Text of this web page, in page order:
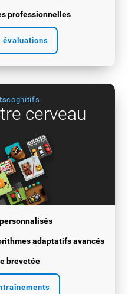
évaluations
professionnelles
cognitifs
cerveau
adaptatifs avancés
brevetée